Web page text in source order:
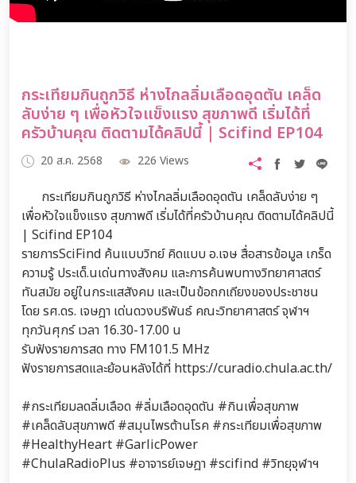
กระเทียมกินถูกวิธี ห่างไกลลิ่มเลือดอุดตัน เคล็ด
ลับง่าย ๆ เพื่อหัวใจแข็งแรง สุขภาพดี เริ่มได้ที่
ครัวบ้านคุณ ติดตามได้คลิปนี้ | Scifind EP104
20 ส.ค. 2568 226 Views
กระเทียมกินถูกวิธี ห่างไกลลิ่มเลือดอุดตัน เคล็ดลับง่าย ๆ
เพื่อหัวใจแข็งแรง สุขภาพดี เริ่มได้ที่ครัวบ้านคุณ ติดตามได้คลิปนี้
| Scifind EP104
รายการSciFind ค้นแบบวิทย์ คิดแบบ อ.เจษ สื่อสารข้อมูล เกร็ด
ความรู้ ประเด็.นเด่นทางสังคม และการค้นพบทางวิทยาศาสตร์
ทันสมัย อยู่ในกระแสสังคม และเป็นข้อถกเถียงของประชาชน
โดย รศ.ดร. เจษฎา เด่นดวงบริพันธ์ คณะวิทยาศาสตร์ จุฬาฯ
ทุกวันศุกร์ เวลา 16.30-17.00 น
รับฟังรายการสด ทาง FM101.5 MHz
ฟังรายการสดและย้อนหลังได้ที่ https://curadio.chula.ac.th/
#กระเทียมลดลิ่มเลือด #ลิ่มเลือดอุดตัน #กินเพื่อสุขภาพ
#เคล็ดลับสุขภาพดี #สมุนไพรต้านโรค #กระเทียมเพื่อสุขภาพ
#HealthyHeart #GarlicPower
#ChulaRadioPlus #อาจารย์เจษฎา #scifind #วิทยุจุฬาฯ